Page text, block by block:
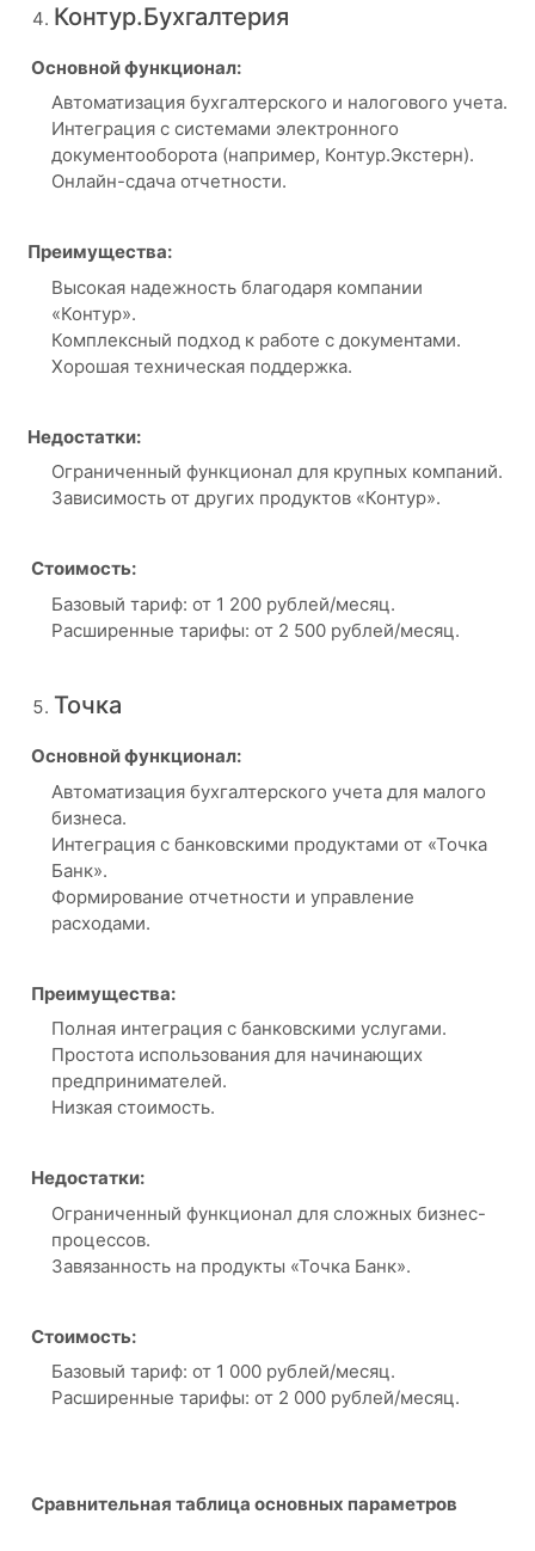
Контур.Бухгалтерия
Основной функционал:
Автоматизация бухгалтерского и налогового учета.
Интеграция с системами электронного
документооборота (например, Контур.Экстерн).
Онлайн-сдача отчетности.
Преимущества:
Высокая надежность благодаря компании
«Контур».
Комплексный подход к работе с документами.
Хорошая техническая поддержка.
Недостатки:
Ограниченный функционал для крупных компаний.
Зависимость от других продуктов «Контур».
Стоимость:
Базовый тариф: от 1 200 рублей/месяц.
Расширенные тарифы: от 2 500 рублей/месяц.
Точка
Основной функционал:
Автоматизация бухгалтерского учета для малого
бизнеса.
Интеграция с банковскими продуктами от «Точка
Банк».
Формирование отчетности и управление
расходами.
Преимущества:
Полная интеграция с банковскими услугами.
Простота использования для начинающих
предпринимателей.
Низкая стоимость.
Недостатки:
Ограниченный функционал для сложных бизнес-
процессов.
Завязанность на продукты «Точка Банк».
Стоимость:
Базовый тариф: от 1 000 рублей/месяц.
Расширенные тарифы: от 2 000 рублей/месяц.
Сравнительная таблица основных параметров